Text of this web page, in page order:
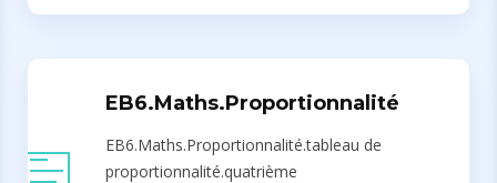
EB6.Maths.Proportionnalité
EB6.Maths.Proportionnalité.tableau de
proportionnalité.quatrième